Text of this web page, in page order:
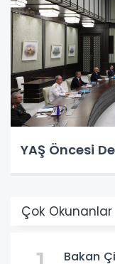
YAŞ Öncesi
Çok Okunanlar
Bakan